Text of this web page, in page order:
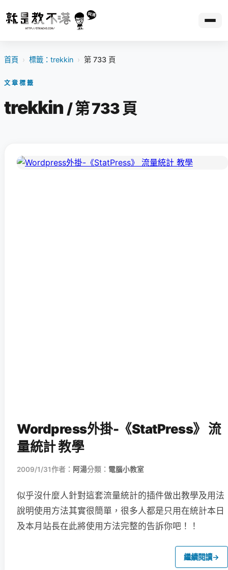
首頁 › 標籤：trekkin › 第 733 頁
文章標籤
trekkin / 第 733 頁
Wordpress外掛-《StatPress》 流
量統計 教學
2009/1/31作者： 阿湯分類： 電腦小教室
似乎沒什麼人針對這套流量統計的插件做出教學及用法
說明使用方法其實很簡單，很多人都是只用在統計本日
及本月站長在此將使用方法完整的告訴你吧！！
繼續閱讀→